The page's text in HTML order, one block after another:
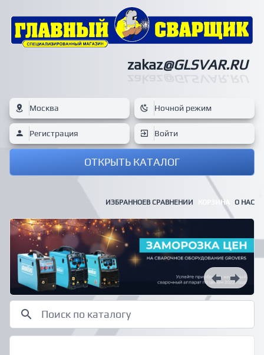
zakaz@GLSVAR.RU
Москва Ночной режим
Регистрация Войти
ОТКРЫТЬ КАТАЛОГ
ИЗБРАННОЕВ СРАВНЕНИИ КОРЗИНА О НАС